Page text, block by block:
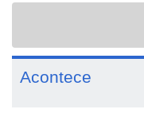
Acontece